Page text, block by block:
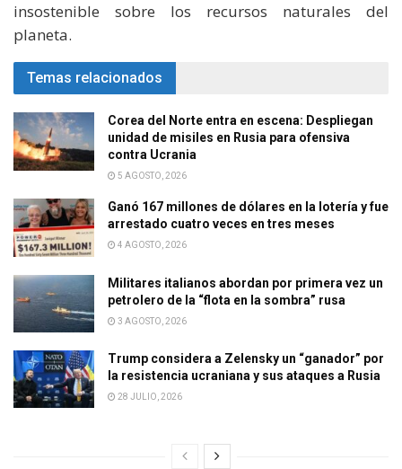
insostenible sobre los recursos naturales del
planeta.
Temas relacionados
Corea del Norte entra en escena: Despliegan
unidad de misiles en Rusia para ofensiva
contra Ucrania
5 AGOSTO, 2026
Ganó 167 millones de dólares en la lotería y fue
arrestado cuatro veces en tres meses
4 AGOSTO, 2026
Militares italianos abordan por primera vez un
petrolero de la “flota en la sombra” rusa
3 AGOSTO, 2026
Trump considera a Zelensky un “ganador” por
la resistencia ucraniana y sus ataques a Rusia
28 JULIO, 2026